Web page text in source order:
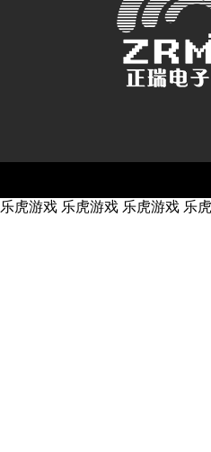
乐虎游戏 乐虎游戏 乐虎游戏 乐